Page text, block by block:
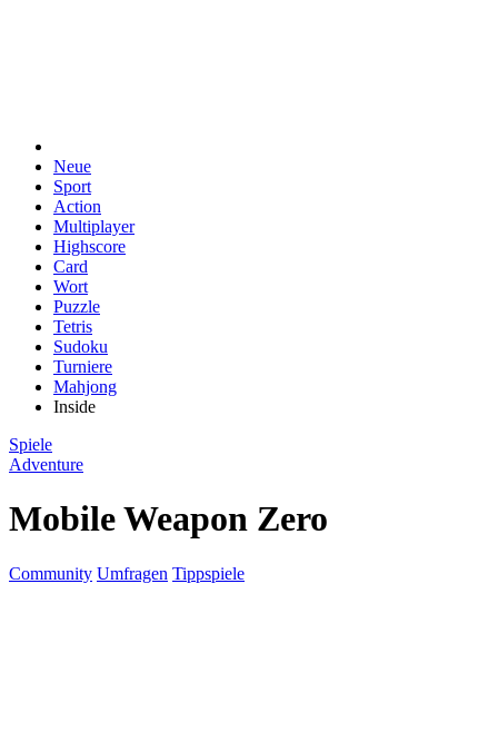
Neue
Sport
Action
Multiplayer
Highscore
Card
Wort
Puzzle
Tetris
Sudoku
Turniere
Mahjong
Inside
Spiele
Adventure
Mobile Weapon Zero
Community Umfragen Tippspiele